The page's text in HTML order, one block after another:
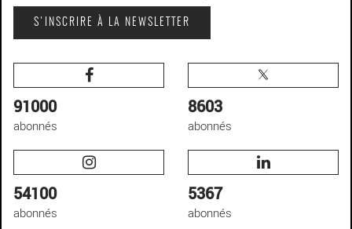
S'INSCRIRE À LA NEWSLETTER
91000
abonnés
8603
abonnés
54100
abonnés
5367
abonnés